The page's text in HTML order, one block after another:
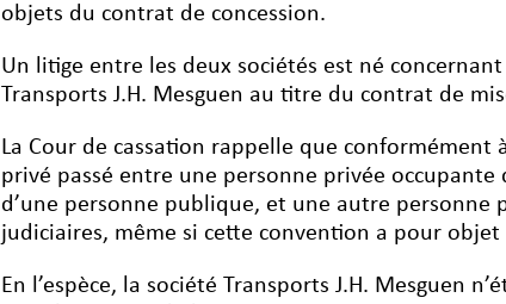
objets du contrat de concession.
Un litige entre les deux sociétés est né
Transports J.H. Mesguen au titre du contrat de
La Cour de cassation rappelle que
privé passé entre une personne privée
d’une personne publique, et une autre personne
judiciaires, même si cette convention a pour
En l’espèce, la société Transports J.H. Mesguen